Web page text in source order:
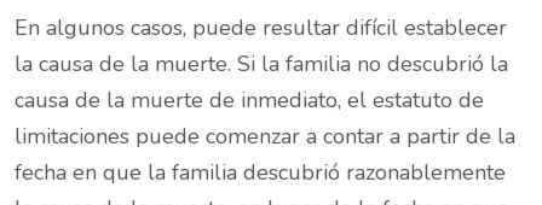
En algunos casos, puede resultar difícil establecer
la causa de la muerte. Si la familia no descubrió la
causa de la muerte de inmediato, el estatuto de
limitaciones puede comenzar a contar a partir de la
fecha en que la familia descubrió razonablemente